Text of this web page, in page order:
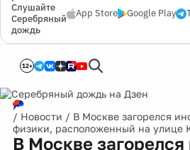
Слушайте
Серебряный
дождь
App Store Google Play
12+
/ Новости / В Москве загорелся
физики, расположенный на улице
В Москве загорелся